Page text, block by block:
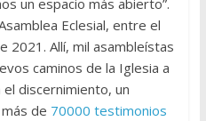
Eclesial, entre el
2021. Allí, mil asambleístas
caminos de la Iglesia a
discernimiento, un
de 70000 testimonios